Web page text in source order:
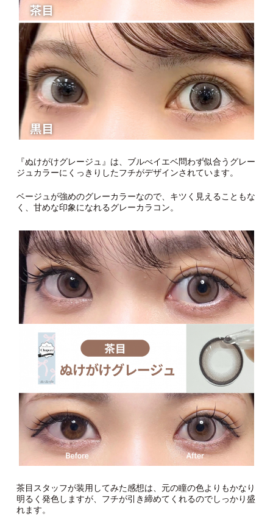
『ぬけがけグレージュ』は、ブルべイエベ問わず似合うグレー
ジュカラーにくっきりしたフチがデザインされています。
ベージュが強めのグレーカラーなので、キツく見えることもな
く、甘めな印象になれるグレーカラコン。
茶目スタッフが装用してみた感想は、元の瞳の色よりもかなり
明るく発色しますが、フチが引き締めてくれるのでしっかり盛
れます。